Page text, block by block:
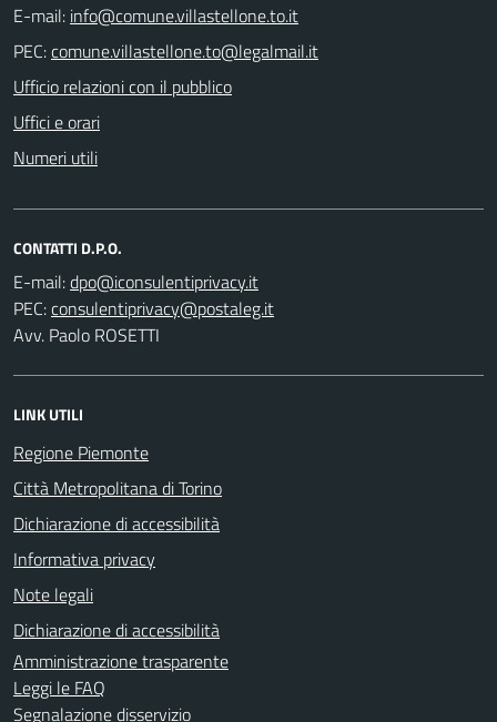
E-mail:
PEC:
Ufficio relazioni con il pubblico
Uffici e orari
Numeri utili
CONTATTI D.P.O.
E-mail:
PEC:
Avv. Paolo ROSETTI
LINK UTILI
Regione Piemonte
Città Metropolitana di Torino
Dichiarazione di accessibilità
Informativa privacy
Note legali
Dichiarazione di accessibilità
Amministrazione trasparente
Leggi le FAQ
Segnalazione disservizio